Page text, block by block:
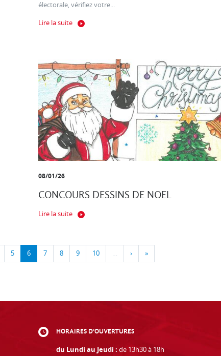
électorale, vérifiez votre...
Lire la suite
08/01/26
CONCOURS DESSINS DE NOEL
Lire la suite
5 6 7 8 9 10 … › »
HORAIRES D'OUVERTURES
du Lundi au Jeudi : de 13h30 à 18h